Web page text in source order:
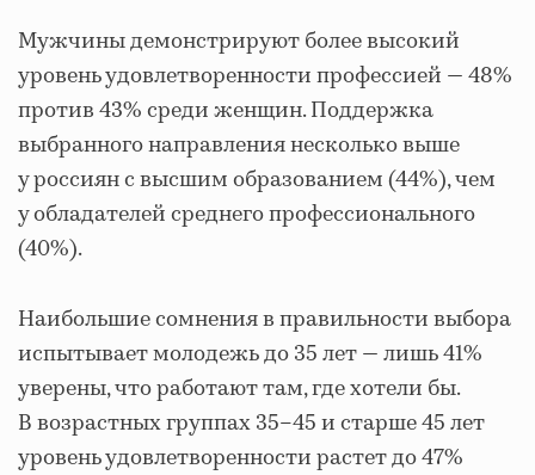
Мужчины демонстрируют более высокий
уровень удовлетворенности профессией — 48%
против 43% среди женщин. Поддержка
выбранного направления несколько выше
у россиян с высшим образованием (44%), чем
у обладателей среднего профессионального
(40%).
Наибольшие сомнения в правильности выбора
испытывает молодежь до 35 лет — лишь 41%
уверены, что работают там, где хотели бы.
В возрастных группах 35–45 и старше 45 лет
уровень удовлетворенности растет до 47%